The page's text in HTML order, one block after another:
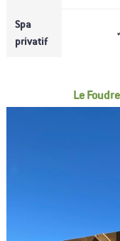
Spa
privatif
Le